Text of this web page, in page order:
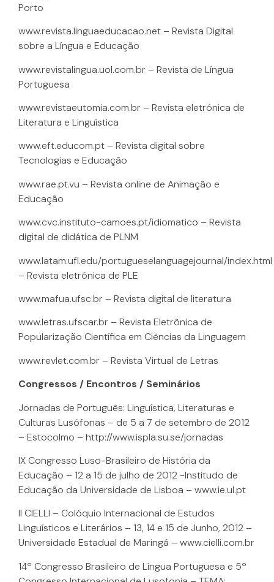
Porto
www.revista.linguaeducacao.net – Revista Digital
sobre a Língua e Educação
www.revistalingua.uol.com.br – Revista de Língua
Portuguesa
www.revistaeutomia.com.br – Revista eletrónica de
Literatura e Linguística
www.eft.educom.pt – Revista digital sobre
Tecnologias e Educação
www.rae.pt.vu – Revista online de Animação e
Educação
www.cvc.instituto-camoes.pt/idiomatico – Revista
digital de didática de PLNM
www.latam.ufl.edu/portugueselanguagejournal/index.html
– Revista eletrónica de PLE
www.mafua.ufsc.br – Revista digital de literatura
www.letras.ufscar.br – Revista Eletrônica de
Popularização Científica em Ciências da Linguagem
www.revlet.com.br – Revista Virtual de Letras
Congressos / Encontros / Seminários
Jornadas de Português: Linguística, Literaturas e
Culturas Lusófonas – de 5 a 7 de setembro de 2012
– Estocolmo – http://www.ispla.su.se/jornadas
IX Congresso Luso-Brasileiro de História da
Educação – 12 a 15 de julho de 2012 -Institudo de
Educação da Universidade de Lisboa – www.ie.ul.pt
II CIELLI – Colóquio Internacional de Estudos
Linguísticos e Literários – 13, 14 e 15 de Junho, 2012 –
Universidade Estadual de Maringá – www.cielli.com.br
14º Congresso Brasileiro de Língua Portuguesa e 5º